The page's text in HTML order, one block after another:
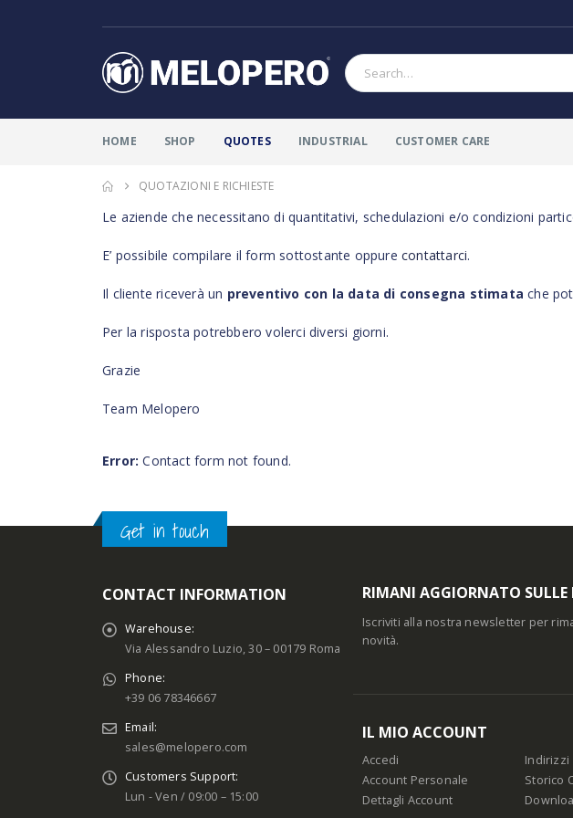
HOME SHOP QUOTES INDUSTRIAL CUSTOMER CARE
QUOTAZIONI E RICHIESTE
Le aziende che necessitano di quantitativi, schedulazioni e/o condizioni
E’ possibile compilare il form sottostante oppurecontattarci.
Il cliente riceverà un preventivo con la data di consegna stimata che
Per la risposta potrebbero volerci diversi giorni.
Grazie
Team Melopero
Error: Contact form not found.
Get in touch
CONTACT INFORMATION
Warehouse:
Via Alessandro Luzio, 30 – 00179 Roma
Phone:
+39 06 78346667
Email:
sales@melopero.com
Customers Support:
Lun - Ven / 09:00 – 15:00
RIMANI AGGIORNATO
Iscriviti alla nostra newsletter per
novità.
IL MIO ACCOUNT
Accedi
Account Personale
Dettagli Account
Indirizzi
Storico